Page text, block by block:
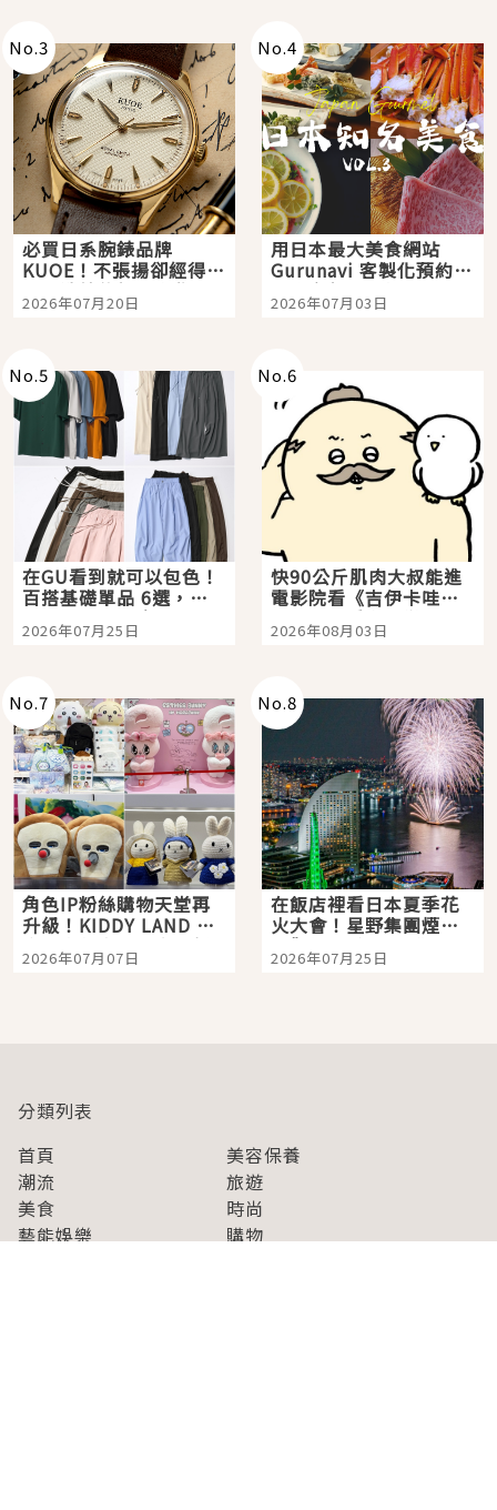
No.3
必買日系腕錶品牌
KUOE！不張揚卻經得起
時間洗鍊的經典之作五
選
2026年07月20日
No.4
用日本最大美食網站
Gurunavi 客製化預約九
大都市餐廳，打造專屬
美食體驗！
2026年07月03日
No.5
在GU看到就可以包色！
百搭基礎單品 6選，閉
眼全收也不心疼
2026年07月25日
No.6
快90公斤肌肉大叔能進
電影院看《吉伊卡哇》
嗎？日本重金屬樂團
「打首」會長與nagano
2026年08月03日
No.7
角色IP粉絲購物天堂再
升級！KIDDY LAND 原
宿店吉伊卡哇迎客，新
開幕 OMOKADO 店3分
2026年07月07日
No.8
在飯店裡看日本夏季花
火大會！星野集團煙火
景觀飯店6選，讓你不用
人擠人悠閒欣賞
2026年07月25日
分類列表
首頁
美容保養
潮流
旅遊
美食
時尚
藝能娛樂
購物